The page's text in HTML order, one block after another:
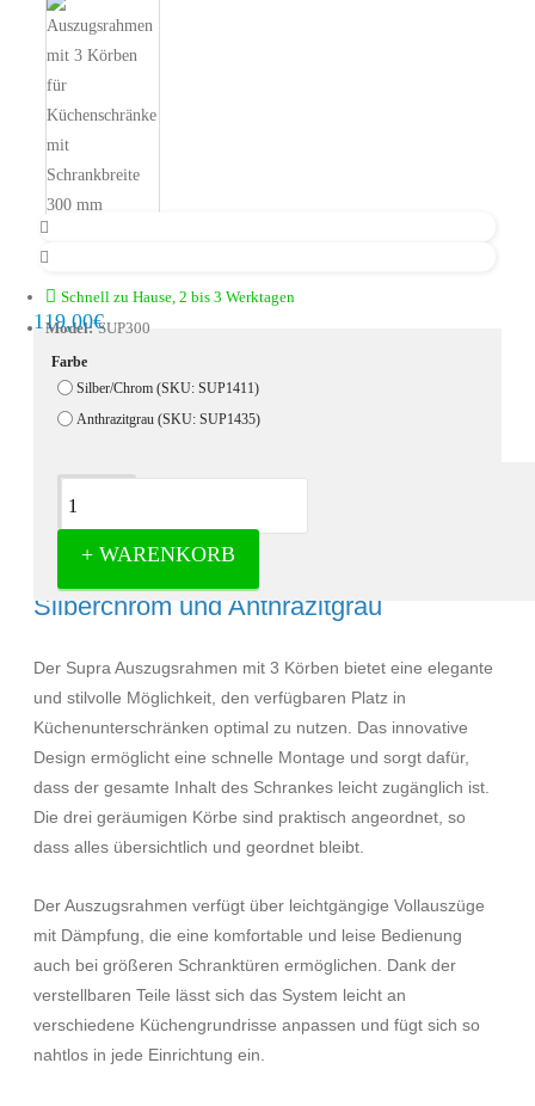
Schnell zu Hause, 2 bis 3 Werktagen
Model: SUP300
119,00€
Farbe
Silber/Chrom (SKU: SUP1411)
Anthrazitgrau (SKU: SUP1435)
+ WARENKORB
Beschreibung
Ausziehrahmen mit 3 Körben in
Silberchrom und Anthrazitgrau
Der Supra Auszugsrahmen mit 3 Körben bietet eine elegante
und stilvolle Möglichkeit, den verfügbaren Platz in
Küchenunterschränken optimal zu nutzen. Das innovative
Design ermöglicht eine schnelle Montage und sorgt dafür,
dass der gesamte Inhalt des Schrankes leicht zugänglich ist.
Die drei geräumigen Körbe sind praktisch angeordnet, so
dass alles übersichtlich und geordnet bleibt.
Der Auszugsrahmen verfügt über leichtgängige Vollauszüge
mit Dämpfung, die eine komfortable und leise Bedienung
auch bei größeren Schranktüren ermöglichen. Dank der
verstellbaren Teile lässt sich das System leicht an
verschiedene Küchengrundrisse anpassen und fügt sich so
nahtlos in jede Einrichtung ein.